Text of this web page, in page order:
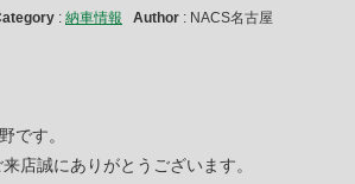
: 納車情報 Author : NACS名古屋
です。
店誠にありがとうございます。